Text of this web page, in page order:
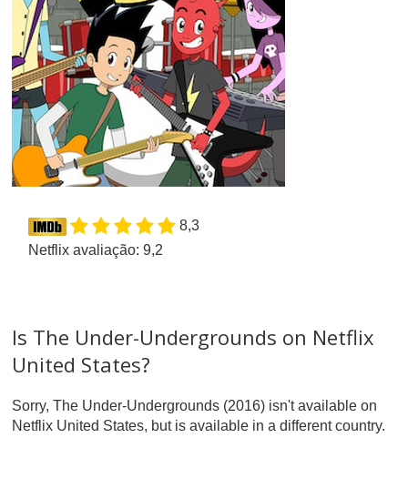
8,3
Netflix avaliação: 9,2
Is The Under-Undergrounds on Netflix
United States?
Sorry, The Under-Undergrounds (2016) isn't available on
Netflix United States, but is available in a different country.